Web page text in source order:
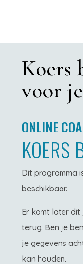
Koers
voor
ONLINE
KOERS
Dit programma
beschikbaar.
Er komt later dit
terug. Ben je
je gegevens
kan houden.